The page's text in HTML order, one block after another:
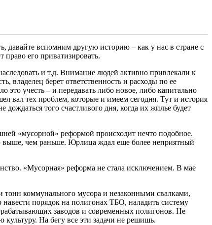
давайте вспомним другую историю – как у нас в стране с
его приватизировать.
и т.д. Внимание людей активно привлекали к
владелец берет ответственность и расходы по ее
учесть – и передавать либо новое, либо капитально
вал тех проблем, которые и имеем сегодня. Тут и история
того счастливого дня, когда их жилье будет
«мусорной» реформой происходит нечто подобное.
выше, чем раньше. Юрлица ждал еще более неприятный
«Мусорная» реформа не стала исключением. В мае
коммунального мусора и незаконными свалками,
порядок на полигонах ТБО, наладить систему
заводов и современных полигонов. Не
На бегу все эти задачи не решишь.